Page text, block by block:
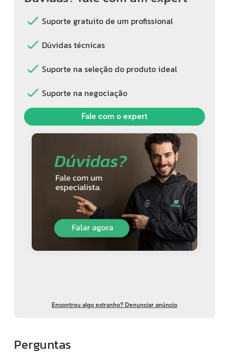
Perguntas
Suporte gratuito de um profissional
Dúvidas técnicas
Suporte na seleção do produto ideal
Suporte na negociação
Fale com o expert
Encontrou algo estranho? Denunciar anúncio